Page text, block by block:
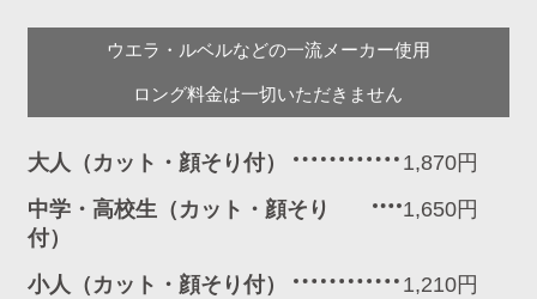
ウエラ・ルベルなどの一流メーカー使用
ロング料金は一切いただきません
大人（カット・顔そり付）
1,870円
中学・高校生（カット・顔そり
付）
1,650円
小人（カット・顔そり付）
1,210円